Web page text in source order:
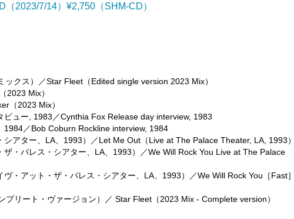
（2023/7/14）¥2,750（SHM-CD）
ックス）／Star Fleet（Edited single version 2023 Mix）
2023 Mix）
（2023 Mix）
ュー, 1983／Cynthia Fox Release day interview, 1983
／Bob Coburn Rockline interview, 1984
アター、LA、1993）／Let Me Out（Live at The Palace Theater, LA, 1993）
・パレス・シアター、LA、1993）／We Will Rock You Live at The Palace
・アット・ザ・パレス・シアター、LA、1993）／We Will Rock You［Fast］
リート・ヴァージョン）／ Star Fleet（2023 Mix - Complete version）